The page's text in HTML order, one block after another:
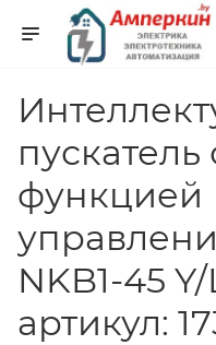
пускатель
функцией
NKB1-45
артикул: